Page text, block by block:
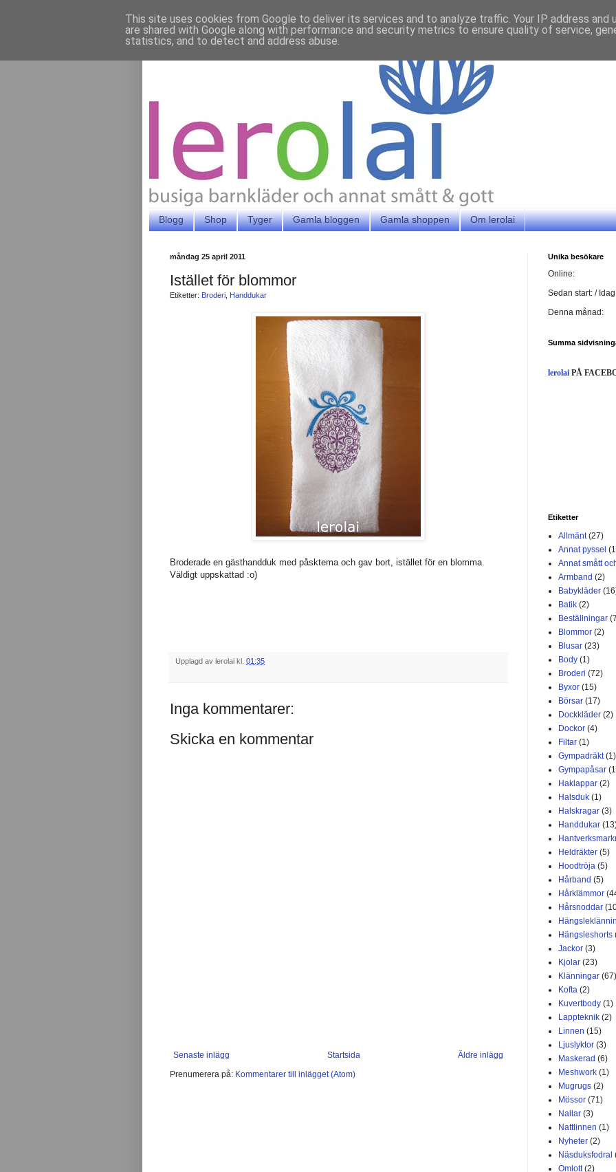
Blogg Shop Tyger Gamla bloggen Gamla shoppen Om lerolai
måndag 25 april 2011
Istället för blommor
Etiketter: Broderi Handdukar
Broderade en gästhandduk med påsktema och gav bort, istället för en blomma.
Väldigt uppskattad :o)
Upplagd av lerolai kl. 01:35
Inga kommentarer:
Skicka en kommentar
Senaste inlägg Äldre inlägg
Startsida
Prenumerera på: Kommentarer till inlägget (Atom)
Unika besökare
Online:
Sedan start: /
Denna månad:
Summa
lerolai PÅ
Etiketter
Allmänt (27)
Annat pyssel
Annat smått
Armband (2)
Babykläder
Batik (2)
Beställningar
Blommor (2)
Blusar (23)
Body (1)
Broderi (72)
Byxor (15)
Börsar (17)
Dockkläder (2)
Dockor (4)
Filtar (1)
Gympadräkt (1)
Gympapåsar
Haklappar (2)
Halsduk (1)
Halskragar (3)
Handdukar
Heldräkter (5)
Hoodtröja (5)
Hårband (5)
Hårklämmor
Hårsnoddar
Hängsleshorts
Jackor (3)
Kjolar (23)
Klänningar (67)
Kofta (2)
Kuvertbody (1)
Lappteknik (2)
Linnen (15)
Ljuslyktor (3)
Maskerad (6)
Meshwork (1)
Mugrugs (2)
Mössor (71)
Nallar (3)
Nattlinnen (1)
Nyheter (2)
Näsduksfodral
Omlott (2)
This site uses cookies from Google to deliver its services and to analyze traffic. Your IP address and
are shared with Google along with performance and security metrics to ensure quality of service,
statistics, and to detect and address abuse.